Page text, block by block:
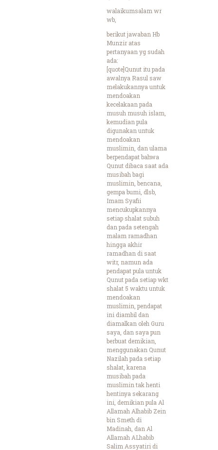
walaikumsalam wr
wb,
berikut jawaban Hb
Munzir atas
pertanyaan yg sudah
ada:
[quote]Qunut itu pada
awalnya Rasul saw
melakukannya untuk
mendoakan
kecelakaan pada
musuh musuh islam,
kemudian pula
digunakan untuk
mendoakan
muslimin, dan ulama
berpendapat bahwa
Qunut dibaca saat ada
musibah bagi
muslimin, bencana,
gempa bumi, dlsb,
Imam Syafii
mencukupkannya
setiap shalat subuh
dan pada setengah
malam ramadhan
hingga akhir
ramadhan di saat
witr, namun ada
pendapat pula untuk
Qunut pada setiap wkt
shalat 5 waktu untuk
mendoakan
muslimin, pendapat
ini diambil dan
diamalkan oleh Guru
saya, dan saya pun
berbuat demikian,
menggunakan Qunut
Nazilah pada setiap
shalat, karena
musibah pada
muslimin tak henti
hentinya sekarang
ini, demikian pula Al
Allamah Alhabib Zein
bin Smeth di
Madinah, dan Al
Allamah ALhabib
Salim Assyatiri di